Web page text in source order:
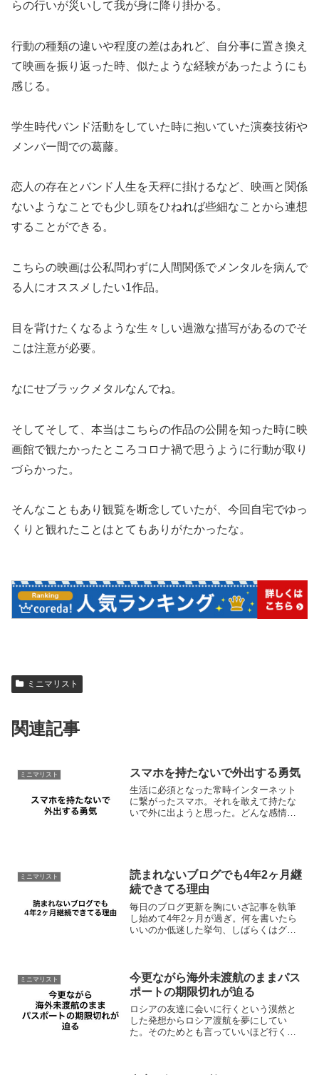
らの行いが災いして我が身に降り掛かる。
行動の種類の違いや程度の差はあれど、自分事に置き換え
て映画を振り返った時、似たような経験があったようにも
感じる。
学生時代バンド活動をしていた時に抱いていた演奏技術や
メンバー間での葛藤。
恋人の存在とバンド人生を天秤に掛けるなど、映画と関係
ないようなことでも少し頭をひねれば些細なことから連想
することができる。
こちらの映画は公私問わずに人間関係でメンタルを病んで
る人にオススメしたい1作品。
目を背けたくなるような生々しい過激な描写があるのでそ
こは注意が必要。
なにせブラックメタルなんでね。
そしてそして、本当はこちらの作品の公開を知った時に映
画館で観たかったところコロナ禍で思うように行動が取り
づらかった。
そんなこともあり観覧を断念していたが、今回自宅でゆっ
くりと観れたことはとてもありがたかったな。
ミニマリスト
関連記事
ミニマリスト スマホを持たないで外出する勇気
生活に必須となった常時インターネット
に繋がったスマホ。それを敢えて持たな
いで外に出ようと思った。どんな感情を
ミニマリスト
読まれないブログでも4年2ヶ月継
続できてる理由
毎日のブログ更新を胸にいざ記事を執筆
し始めて4年2ヶ月が過ぎ。何を書いたら
いいのか低迷した挙句、しばらくはグー
て審査通過となりまし...
ミニマリスト
今更ながら海外未渡航のままパス
ポートの期限切れが迫る
ロシアの友達に会いに行くという漠然と
した発想からロシア渡航を夢にしてい
た。そのためとも言っていいほど行く宛